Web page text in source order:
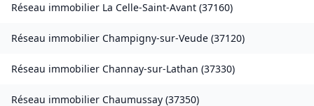
Réseau immobilier La Celle-Saint-Avant (37160)
Réseau immobilier Champigny-sur-Veude (37120)
Réseau immobilier Channay-sur-Lathan (37330)
Réseau immobilier Chaumussay (37350)